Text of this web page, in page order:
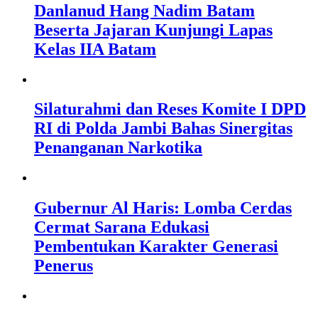
Danlanud Hang Nadim Batam
Beserta Jajaran Kunjungi Lapas
Kelas IIA Batam
Silaturahmi dan Reses Komite I DPD
RI di Polda Jambi Bahas Sinergitas
Penanganan Narkotika
Gubernur Al Haris: Lomba Cerdas
Cermat Sarana Edukasi
Pembentukan Karakter Generasi
Penerus